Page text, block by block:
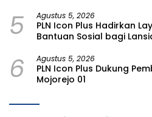
5 Agustus 5, 2026
PLN Icon Plus Hadirkan
Bantuan Sosial bagi
6 Agustus 5, 2026
PLN Icon Plus Dukung
Mojorejo 01